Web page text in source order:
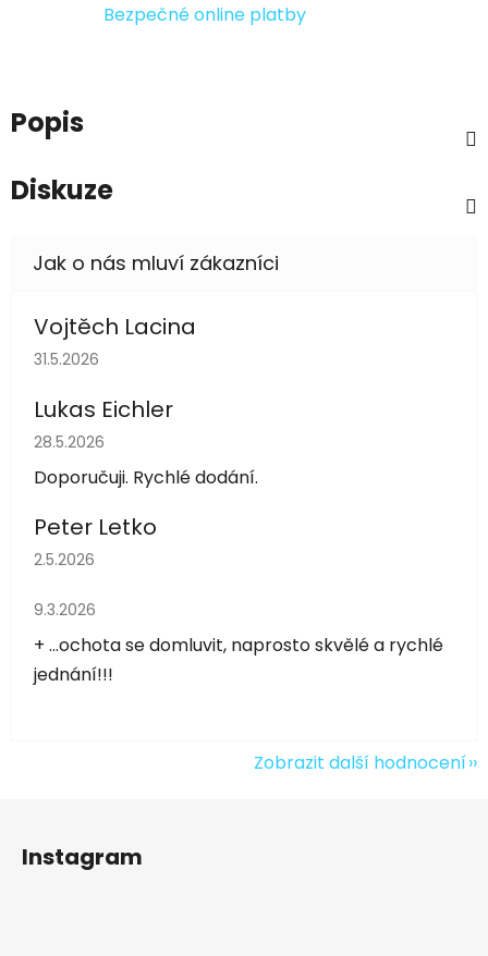
Bezpečné online platby
Popis
Diskuze
Vojtěch Lacina
Hodnocení obchodu je 5 z 5 hvězdiček.
31.5.2026
Lukas Eichler
Hodnocení obchodu je 5 z 5 hvězdiček.
28.5.2026
Doporučuji. Rychlé dodání.
Peter Letko
Hodnocení obchodu je 5 z 5 hvězdiček.
2.5.2026
Hodnocení obchodu je 5 z 5 hvězdiček.
9.3.2026
+ ...ochota se domluvit, naprosto skvělé a rychlé
jednání!!!
Zobrazit další hodnocení
Instagram